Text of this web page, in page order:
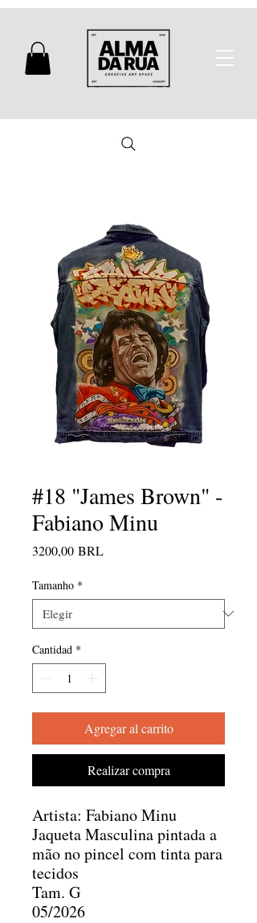
#18 "James Brown" -
Fabiano Minu
3200,00 BRLPrecio
Tamanho *
Cantidad *
Agregar al carrito
Realizar compra
Artista: Fabiano Minu
Jaqueta Masculina pintada a
mão no pincel com tinta para
tecidos
Tam. G
05/2026